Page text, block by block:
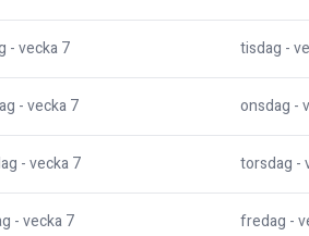
- vecka7 tisdag -
- vecka7 onsdag -
- vecka7 torsdag -
- vecka7 fredag -